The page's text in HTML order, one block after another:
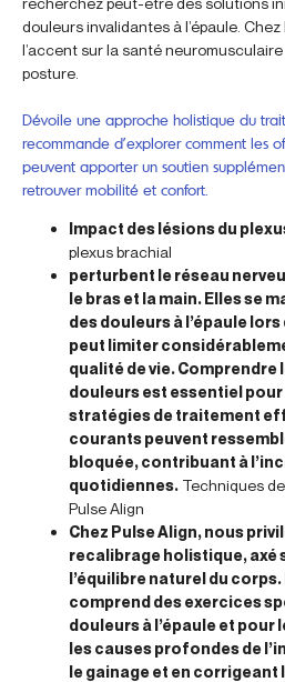
douleurs invalidantes à l’épaule.
l’accent sur la santé neuromusculaire
posture.
Dévoile une approche holistique du
recommande d’explorer comment les
peuvent apporter un soutien
retrouver mobilité et confort.
Impact des lésions du
plexus brachial
perturbent le réseau
le bras et la main. Elles se
des douleurs à l’épaule
peut limiter
qualité de vie. Comprendre
douleurs est essentiel
stratégies de traitement
courants peuvent
bloquée, contribuant à
quotidiennes. Techniques
Pulse Align
Chez Pulse Align, nous
recalibrage holistique, axé
l’équilibre naturel du
comprend des exercices
douleurs à l’épaule et
les causes profondes de
le gainage et en corrigeant